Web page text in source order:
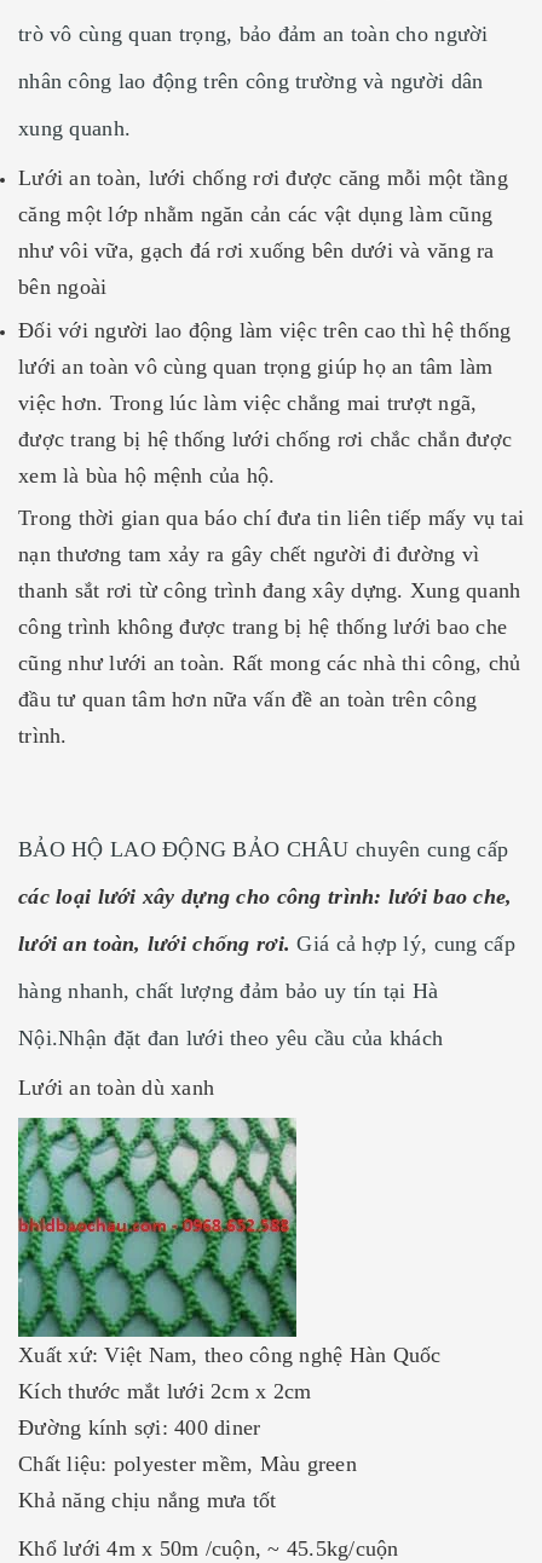
trò vô cùng quan trọng, bảo đảm an toàn cho người
nhân công lao động trên công trường và người dân
xung quanh.
Lưới an toàn, lưới chống rơi được căng mỗi một tầng
căng một lớp nhằm ngăn cản các vật dụng làm cũng
như vôi vữa, gạch đá rơi xuống bên dưới và văng ra
bên ngoài
Đối với người lao động làm việc trên cao thì hệ thống
lưới an toàn vô cùng quan trọng giúp họ an tâm làm
việc hơn. Trong lúc làm việc chẳng mai trượt ngã,
được trang bị hệ thống lưới chống rơi chắc chắn được
xem là bùa hộ mệnh của hộ.
Trong thời gian qua báo chí đưa tin liên tiếp mấy vụ tai
nạn thương tam xảy ra gây chết người đi đường vì
thanh sắt rơi từ công trình đang xây dựng. Xung quanh
công trình không được trang bị hệ thống lưới bao che
cũng như lưới an toàn. Rất mong các nhà thi công, chủ
đầu tư quan tâm hơn nữa vấn đề an toàn trên công
trình.
BẢO HỘ LAO ĐỘNG BẢO CHÂU chuyên cung cấp
các loại lưới xây dựng cho công trình: lưới bao che,
lưới an toàn, lưới chống rơi.Giá cả hợp lý, cung cấp
hàng nhanh, chất lượng đảm bảo uy tín tại Hà
Nội.Nhận đặt đan lưới theo yêu cầu của khách
Lưới an toàn dù xanh
Xuất xứ: Việt Nam, theo công nghệ Hàn Quốc
Kích thước mắt lưới 2cm x 2cm
Đường kính sợi: 400 diner
Chất liệu: polyester mềm, Màu green
Khả năng chịu nắng mưa tốt
Khổ lưới 4m x 50m /cuộn, ~ 45.5kg/cuộn